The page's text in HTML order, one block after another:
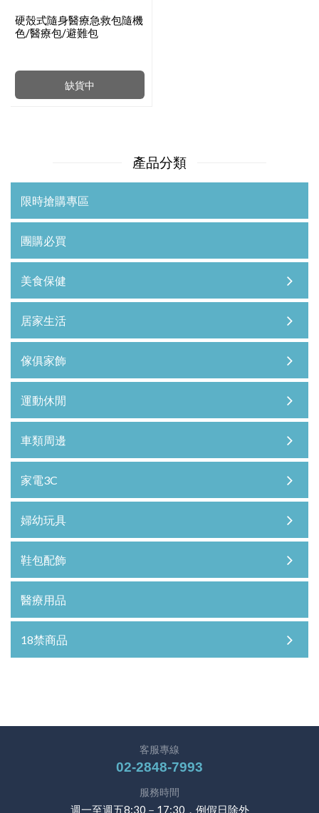
缺貨中
硬殼式隨身醫療急救包隨機
色/醫療包/避難包
產品分類
限時搶購專區
團購必買
美食保健
居家生活
傢俱家飾
運動休閒
車類周邊
家電3C
婦幼玩具
鞋包配飾
醫療用品
18禁商品
客服專線
02-2848-7993
服務時間
週一至週五8:30－17:30，例假日除外